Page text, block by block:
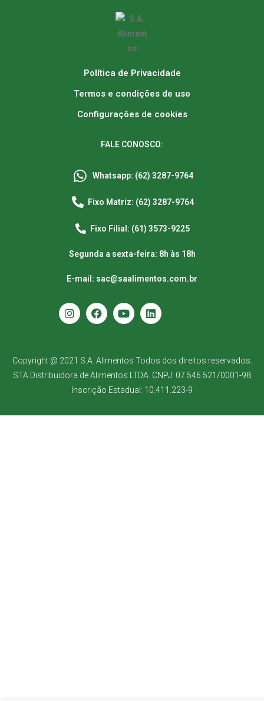
Política de Privacidade
Termos e condições de uso
Configurações de cookies
FALE CONOSCO:
Whatsapp: (62) 3287-9764
Fixo Matriz: (62) 3287-9764
Fixo Filial: (61) 3573-9225
Segunda a sexta-feira: 8h às 18h
E-mail: sac@saalimentos.com.br
Copyright @ 2021 S.A. Alimentos Todos dos direitos reservados.
STA Distribuidora de Alimentos LTDA. CNPJ: 07.546.521/0001-98
Inscrição Estadual: 10.411.223-9